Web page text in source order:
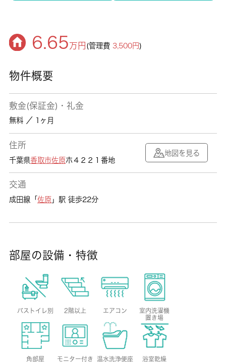
6.65万円 (管理費3,500円)
物件概要
敷金(保証金)・礼金
無料 ／ 1ヶ月
住所
千葉県香取市佐原ホ４２２１番地
地図を見る
交通
成田線「 佐原」駅 徒歩22分
部屋の設備・特徴
バストイレ別 2階以上 エアコン
室内洗濯機
置き場
角部屋
モニター付き
温水洗浄便座 浴室乾燥